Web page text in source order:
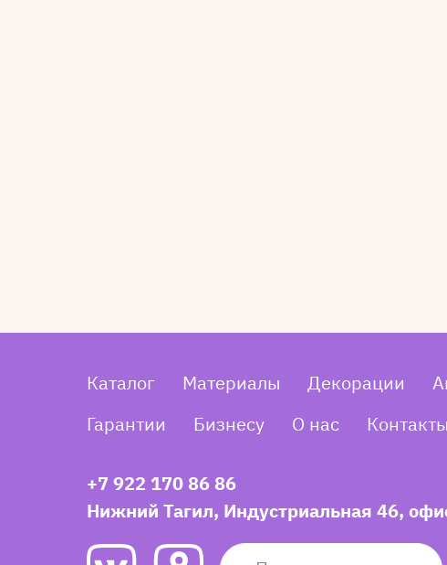
Каталог Материалы Декорации
Гарантии
Бизнесу О нас Контакты
+7 922 170 86 86
Нижний Тагил, Индустриальная 46,